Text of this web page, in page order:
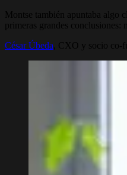
Montse también apuntaba algo
primeras grandes conclusiones:
César Úbeda , CXO y socio co-